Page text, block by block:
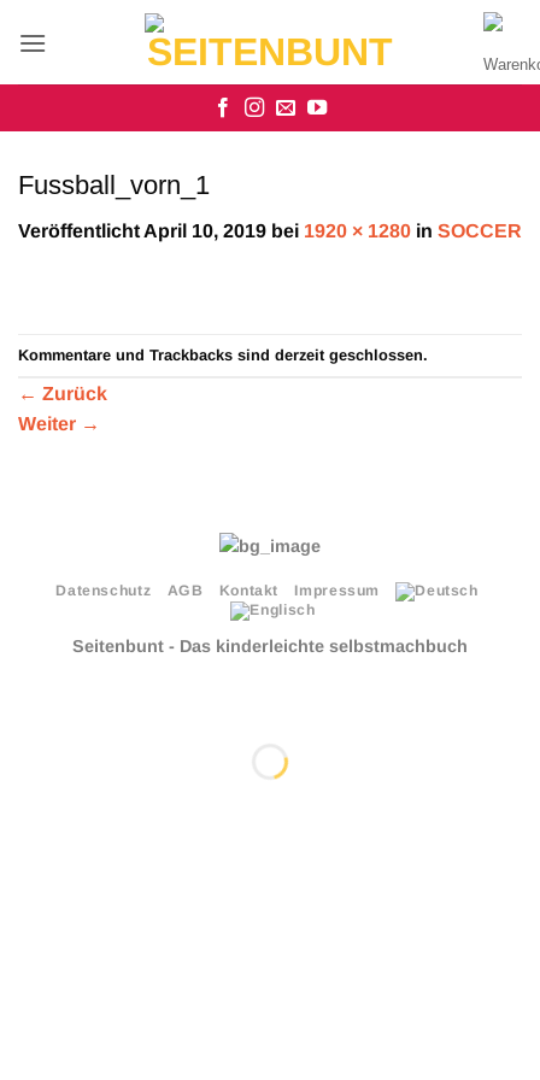
Inhalt
Fussball_vorn_1
Veröffentlicht April 10, 2019 bei 1920 × 1280 in SOCCER
Kommentare und Trackbacks sind derzeit geschlossen.
← Zurück
Weiter →
Datenschutz AGB Kontakt Impressum
Seitenbunt - Das kinderleichte selbstmachbuch